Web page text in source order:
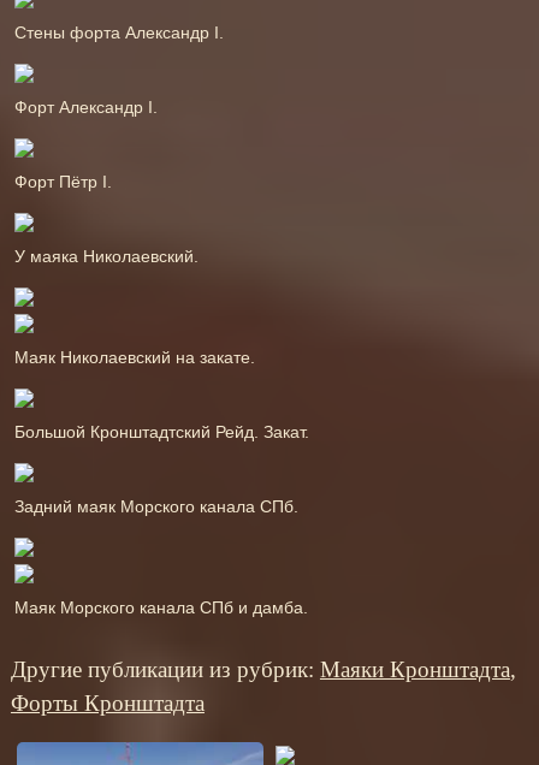
Стены форта Александр І.
Форт Александр І.
Форт Пётр І.
У маяка Николаевский.
Маяк Николаевский на закате.
Большой Кронштадтский Рейд. Закат.
Задний маяк Морского канала СПб.
Маяк Морского канала СПб и дамба.
Другие публикации из рубрик: Маяки Кронштадта,
Форты Кронштадта